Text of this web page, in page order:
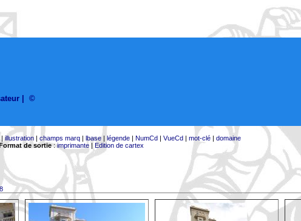
©
illustration| champs marq| lbase| légende| NumCd| VueCd| mot-clé| domaine
de sortie:imprimante| Edition de cartex